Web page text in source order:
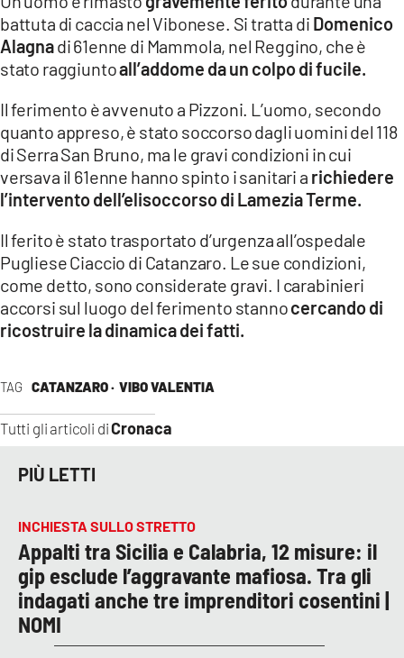
LACONAIR.IT
LACITYMAG.IT
COSENZACHANNEL.IT
ILVIBONESE.IT
CATANZAROCHANNEL.IT
App
ANDROID
APPLE
TAG CATANZARO · VIBO VALENTIA
Tutti gli articoli diCronaca
battuta di caccia nel Vibonese. Si tratta di Domenico
Alagnadi 61enne di Mammola, nel Reggino, che è
stato raggiuntoall’addome da un colpo di fucile.
Il ferimento è avvenuto a Pizzoni. L’uomo, secondo
quanto appreso, è stato soccorso dagli uomini del 118
di Serra San Bruno, ma le gravi condizioni in cui
versava il 61enne hanno spinto i sanitari a richiedere
l’intervento dell’elisoccorso di Lamezia Terme.
Il ferito è stato trasportato d’urgenza all’ospedale
Pugliese Ciaccio di Catanzaro. Le sue condizioni,
come detto, sono considerate gravi. I carabinieri
accorsi sul luogo del ferimento stannocercando di
ricostruire la dinamica dei fatti.
PIÙ LETTI
INCHIESTA SULLO STRETTO
Appalti tra Sicilia e Calabria, 12 misure: il
gip esclude l’aggravante mafiosa. Tra gli
indagati anche tre imprenditori cosentini |
NOMI